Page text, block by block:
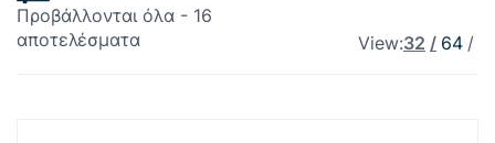
Προβάλλονται όλα - 16
αποτελέσματαSorted
View:32 64